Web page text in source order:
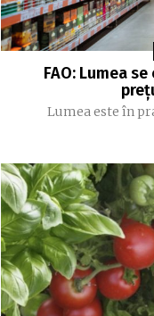
FAO: Lumea
Lumea este în